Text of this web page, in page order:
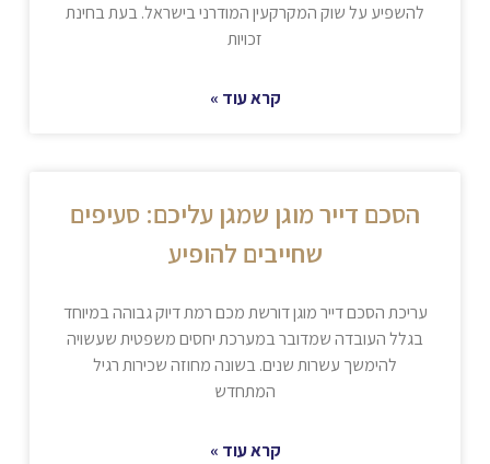
להשפיע על שוק המקרקעין המודרני בישראל. בעת בחינת
זכויות
קרא עוד »
הסכם דייר מוגן שמגן עליכם: סעיפים
שחייבים להופיע
עריכת הסכם דייר מוגן דורשת מכם רמת דיוק גבוהה במיוחד
בגלל העובדה שמדובר במערכת יחסים משפטית שעשויה
להימשך עשרות שנים. בשונה מחוזה שכירות רגיל
המתחדש
קרא עוד »